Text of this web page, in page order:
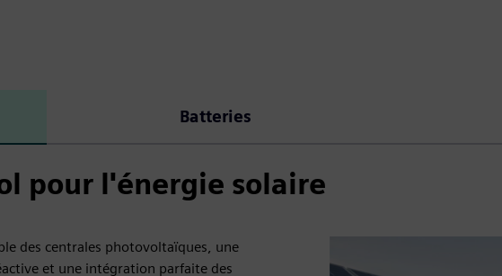
Batteries
pour l'énergie solaire
des centrales photovoltaïques, une
et une intégration parfaite des